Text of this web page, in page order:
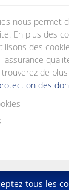
les câblages
des
de données
le SPE ne
norme IEC
la mise en
nous permet
En plus des
des
trouverez de
des
tous les